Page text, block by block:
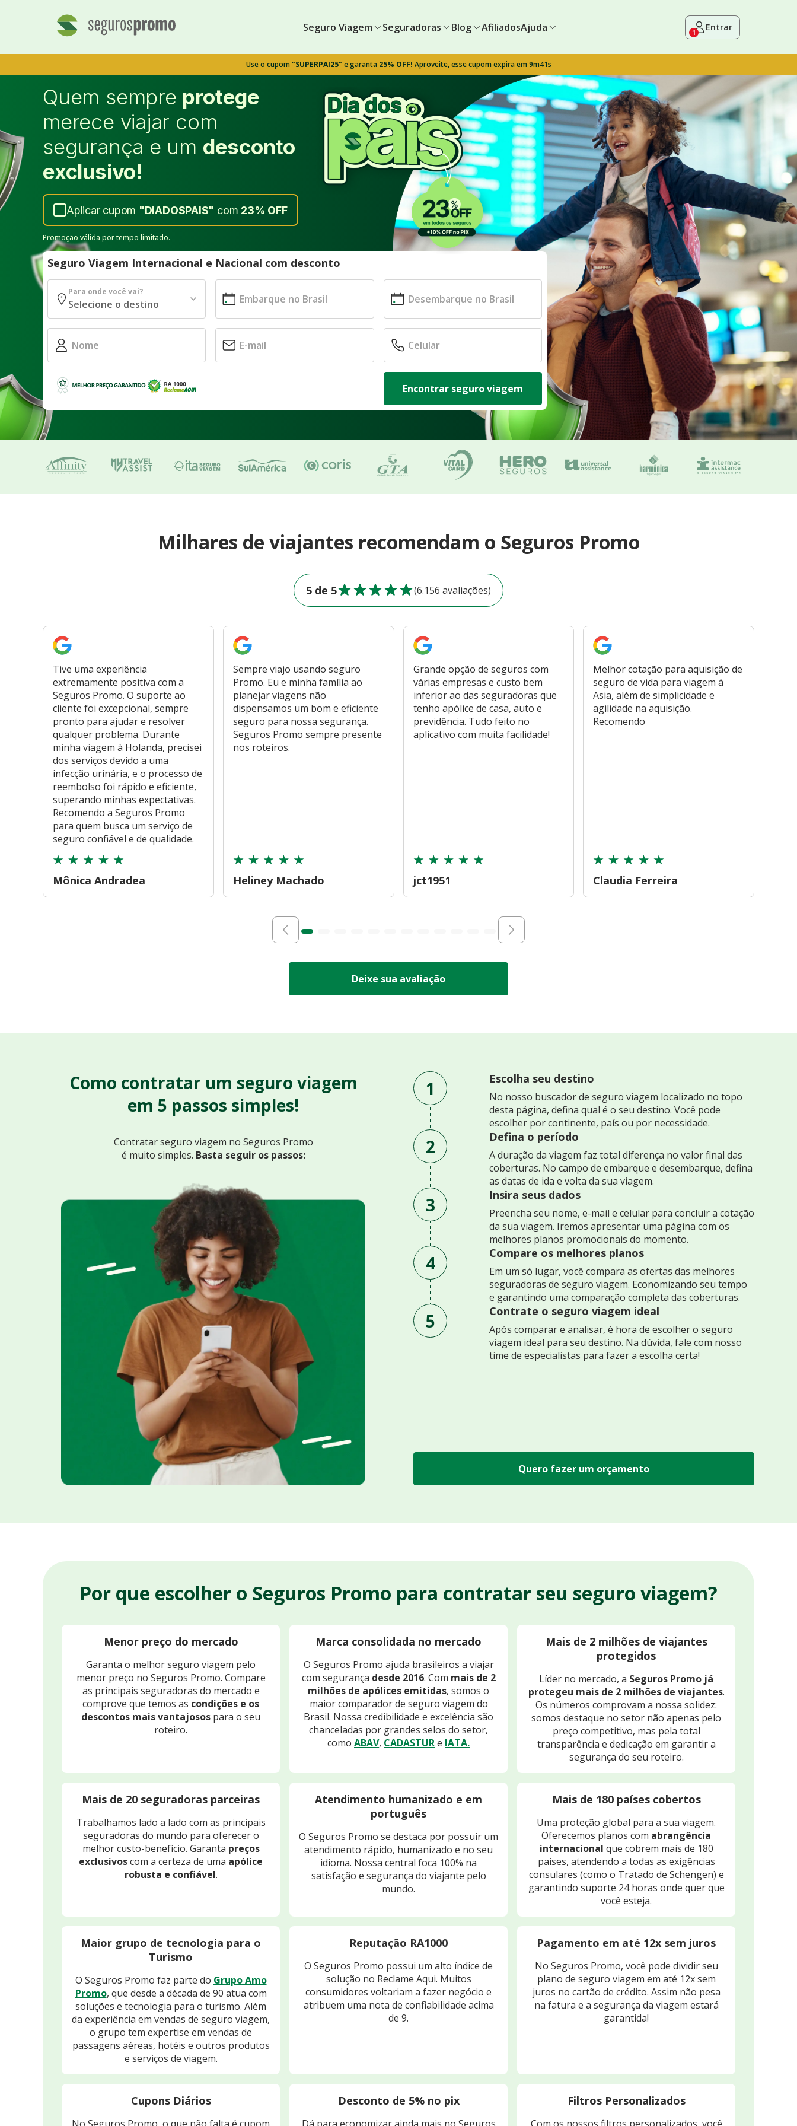
Seguro Viagem Seguradoras Blog AfiliadosAjuda 1 Entrar
Use o cupom"SUPERPAI25" e garanta 25% OFF! Aproveite, esse cupom expira em 9m40s
Quem sempre protege
merece viajar com
segurança e um desconto
exclusivo!
Aplicar cupom "DIADOSPAIS" com 23% OFF
Promoção válida por tempo limitado.
Seguro Viagem Internacional e Nacional com desconto
Para onde você vai?
Encontrar seguro viagem
Milhares de viajantes recomendam o Seguros Promo
5 de 5 (6.156 avaliações)
Tive uma experiência
extremamente positiva com a
Seguros Promo. O suporte ao
cliente foi excepcional, sempre
pronto para ajudar e resolver
qualquer problema. Durante
minha viagem à Holanda, precisei
dos serviços devido a uma
infecção urinária, e o processo de
reembolso foi rápido e eficiente,
superando minhas expectativas.
Recomendo a Seguros Promo
para quem busca um serviço de
seguro confiável e de qualidade.
Mônica Andradea
Sempre viajo usando seguro
Promo. Eu e minha família ao
planejar viagens não
dispensamos um bom e eficiente
seguro para nossa segurança.
Seguros Promo sempre presente
nos roteiros.
Heliney Machado
Grande opção de seguros com
várias empresas e custo bem
inferior ao das seguradoras que
tenho apólice de casa, auto e
previdência. Tudo feito no
aplicativo com muita facilidade!
jct1951
Melhor cotação para aquisição de
seguro de vida para viagem à
Asia, além de simplicidade e
agilidade na aquisição.
Recomendo
Claudia Ferreira
Deixe sua avaliação
Como contratar um seguro viagem
em 5 passos simples!
Contratar seguro viagem no Seguros Promo
é muito simples. Basta seguir os passos:
1 Escolha seu destino
No nosso buscador de seguro viagem localizado no topo
desta página, defina qual é o seu destino. Você pode
escolher por continente, país ou por necessidade.
2 Defina o período
A duração da viagem faz total diferença no valor final das
coberturas. No campo de embarque e desembarque, defina
as datas de ida e volta da sua viagem.
3 Insira seus dados
Preencha seu nome, e-mail e celular para concluir a cotação
da sua viagem. Iremos apresentar uma página com os
melhores planos promocionais do momento.
4 Compare os melhores planos
Em um só lugar, você compara as ofertas das melhores
seguradoras de seguro viagem. Economizando seu tempo
e garantindo uma comparação completa das coberturas.
5 Contrate o seguro viagem ideal
Após comparar e analisar, é hora de escolher o seguro
viagem ideal para seu destino. Na dúvida, fale com nosso
time de especialistas para fazer a escolha certa!
Quero fazer um orçamento
Por que escolher o Seguros Promo para contratar seu seguro viagem?
Menor preço do mercado
Garanta o melhor seguro viagem pelo
menor preço no Seguros Promo. Compare
as principais seguradoras do mercado e
comprove que temos as condições e os
descontos mais vantajosos para o seu
roteiro.
Marca consolidada no mercado
O Seguros Promo ajuda brasileiros a viajar
com segurança desde 2016. Com mais de 2
milhões de apólices emitidas, somos o
maior comparador de seguro viagem do
Brasil. Nossa credibilidade e excelência são
chanceladas por grandes selos do setor,
como ABAV, CADASTURe IATA.
Mais de 2 milhões de viajantes
protegidos
Líder no mercado, a Seguros Promo já
protegeu mais de 2 milhões de viajantes.
Os números comprovam a nossa solidez:
somos destaque no setor não apenas pelo
preço competitivo, mas pela total
transparência e dedicação em garantir a
segurança do seu roteiro.
Mais de 20 seguradoras parceiras
Trabalhamos lado a lado com as principais
seguradoras do mundo para oferecer o
melhor custo-benefício. Garanta preços
exclusivoscom a certeza de uma apólice
robusta e confiável.
Atendimento humanizado e em
português
O Seguros Promo se destaca por possuir um
atendimento rápido, humanizado e no seu
idioma. Nossa central foca 100% na
satisfação e segurança do viajante pelo
mundo.
Mais de 180 países cobertos
Uma proteção global para a sua viagem.
Oferecemos planos com abrangência
internacional que cobrem mais de 180
países, atendendo a todas as exigências
consulares (como o Tratado de Schengen) e
garantindo suporte 24 horas onde quer que
você esteja.
Maior grupo de tecnologia para o
Turismo
O Seguros Promo faz parte do Grupo Amo
Promo, que desde a década de 90 atua com
soluções e tecnologia para o turismo. Além
da experiência em vendas de seguro viagem,
o grupo tem expertise em vendas de
passagens aéreas, hotéis e outros produtos
e serviços de viagem.
Reputação RA1000
O Seguros Promo possui um alto índice de
solução no Reclame Aqui. Muitos
consumidores voltariam a fazer negócio e
atribuem uma nota de confiabilidade acima
de 9.
Pagamento em até 12x sem juros
No Seguros Promo, você pode dividir seu
plano de seguro viagem em até 12x sem
juros no cartão de crédito. Assim não pesa
na fatura e a segurança da viagem estará
garantida!
Cupons Diários Desconto de 5% no pix Filtros Personalizados